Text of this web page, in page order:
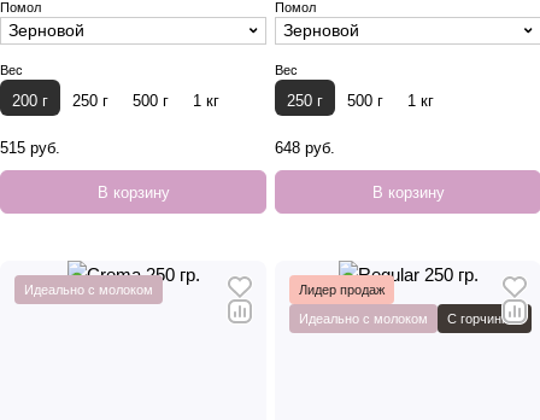
515 руб.
В корзину
Помол
Зерновой
Вес
200 г 250 г 500 г 1 кг
648 руб.
В корзину
Помол
Зерновой
Вес
250 г 500 г 1 кг
Идеально с молоком
Лидер продаж
Идеально с молоком
С горчинкой